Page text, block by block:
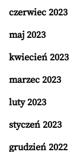
czerwiec 2023
maj 2023
kwiecień 2023
marzec 2023
luty 2023
styczeń 2023
grudzień 2022